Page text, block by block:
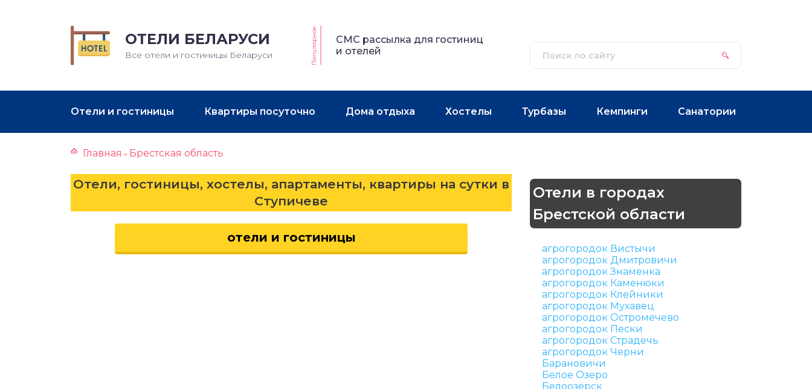
ОТЕЛИ БЕЛАРУСИ
Все отели и гостиницы Беларуси Популярное
СМС рассылка для гостиниц
и отелей
Отели и гостиницы Квартиры посуточно Дома отдыха Хостелы Турбазы Кемпинги Санатории
Главная » Брестская область
Отели, гостиницы, хостелы, апартаменты, квартиры на сутки в
Ступичеве
отели и гостиницы
Отели в городах
Брестской области
агрогородок Вистычи
агрогородок Дмитровичи
агрогородок Знаменка
агрогородок Каменюки
агрогородок Клейники
агрогородок Мухавец
агрогородок Остромечево
агрогородок Пески
агрогородок Страдечь
агрогородок Черни
Барановичи
Белое Озеро
Белоозёрск